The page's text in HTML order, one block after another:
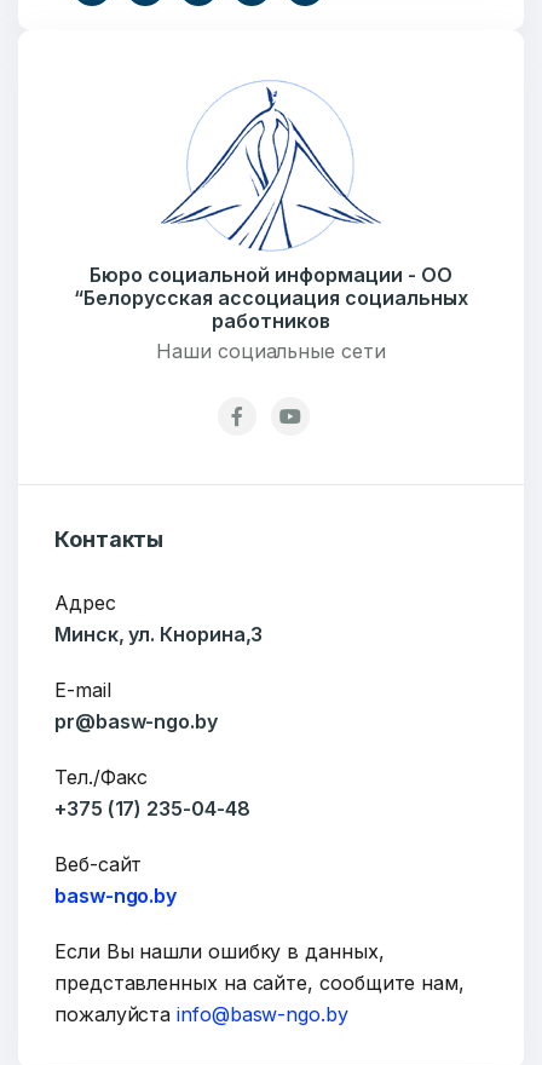
Бюро социальной информации - ОО
“Белорусская ассоциация социальных
работников
Наши социальные сети
Контакты
Адрес
Минск, ул. Кнорина,3
E-mail
pr@basw-ngo.by
Тел./Факс
+375 (17) 235-04-48
Веб-сайт
basw-ngo.by
Если Вы нашли ошибку в данных,
представленных на сайте, сообщите нам,
пожалуйстаinfo@basw-ngo.by